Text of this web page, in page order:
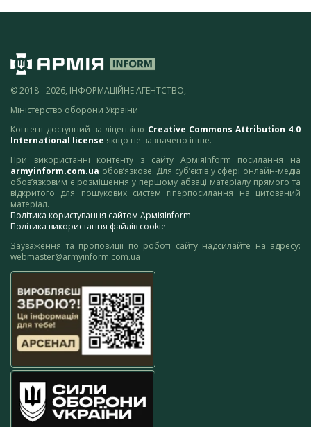
© 2018 - 2026, ІНФОРМАЦІЙНЕ АГЕНТСТВО,
Міністерство оборони України
Контент доступний за ліцензією Creative Commons Attribution 4.0
International license якщо не зазначено інше.
При використанні контенту з сайту АрміяInform посилання на
armyinform.com.ua обов’язкове. Для суб’єктів у сфері онлайн-медіа
обов’язковим є розміщення у першому абзаці матеріалу прямого та
відкритого для пошукових систем гіперпосилання на цитований
матеріал.
Політика користування сайтом АрміяInform
Політика використання файлів cookie
Зауваження та пропозиції по роботі сайту надсилайте на адресу:
webmaster@armyinform.com.ua